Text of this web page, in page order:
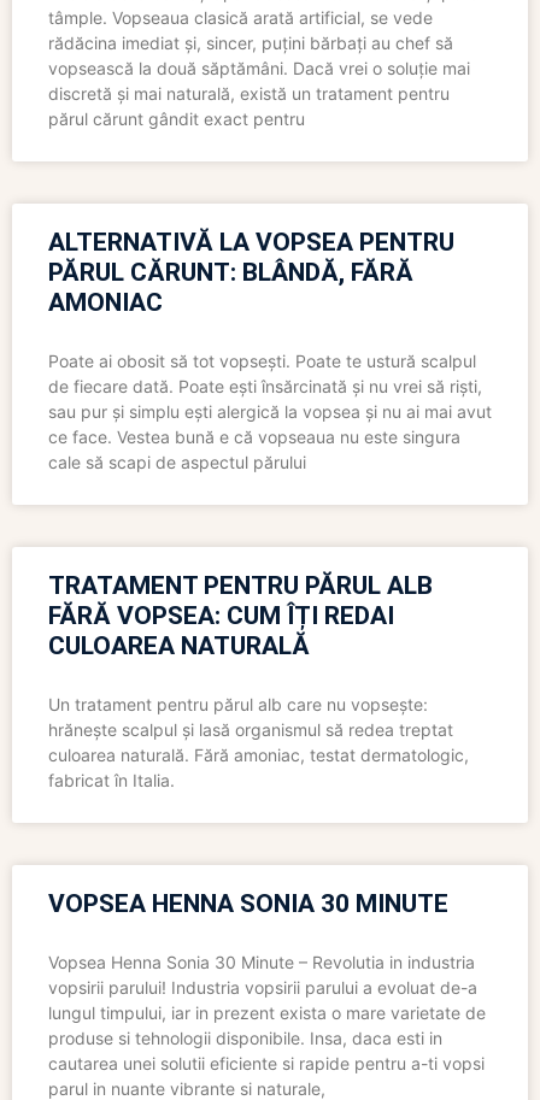
tâmple. Vopseaua clasică arată artificial, se vede
rădăcina imediat și, sincer, puțini bărbați au chef să
vopsească la două săptămâni. Dacă vrei o soluție mai
discretă și mai naturală, există un tratament pentru
părul cărunt gândit exact pentru
ALTERNATIVĂ LA VOPSEA PENTRU
PĂRUL CĂRUNT: BLÂNDĂ, FĂRĂ
AMONIAC
Poate ai obosit să tot vopsești. Poate te ustură scalpul
de fiecare dată. Poate ești însărcinată și nu vrei să riști,
sau pur și simplu ești alergică la vopsea și nu ai mai avut
ce face. Vestea bună e că vopseaua nu este singura
cale să scapi de aspectul părului
TRATAMENT PENTRU PĂRUL ALB
FĂRĂ VOPSEA: CUM ÎȚI REDAI
CULOAREA NATURALĂ
Un tratament pentru părul alb care nu vopsește:
hrănește scalpul și lasă organismul să redea treptat
culoarea naturală. Fără amoniac, testat dermatologic,
fabricat în Italia.
VOPSEA HENNA SONIA 30 MINUTE
Vopsea Henna Sonia 30 Minute – Revolutia in industria
vopsirii parului! Industria vopsirii parului a evoluat de-a
lungul timpului, iar in prezent exista o mare varietate de
produse si tehnologii disponibile. Insa, daca esti in
cautarea unei solutii eficiente si rapide pentru a-ti vopsi
parul in nuante vibrante si naturale,